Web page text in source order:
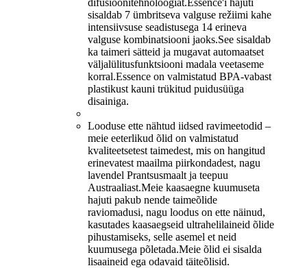
sisaldab 7 ümbritseva valguse režiimi kahe
intensiivsuse seadistusega 14 erineva
valguse kombinatsiooni jaoks.See sisaldab
ka taimeri sätteid ja mugavat automaatset
väljalülitusfunktsiooni madala veetaseme
korral.Essence on valmistatud BPA-vabast
plastikust kauni trükitud puidusüüga
disainiga.
Looduse ette nähtud iidsed ravimeetodid –
meie eeterlikud õlid on valmistatud
kvaliteetsetest taimedest, mis on hangitud
erinevatest maailma piirkondadest, nagu
lavendel Prantsusmaalt ja teepuu
Austraaliast.Meie kaasaegne kuumuseta
hajuti pakub nende taimeõlide
raviomadusi, nagu loodus on ette näinud,
kasutades kaasaegseid ultrahelilaineid õlide
pihustamiseks, selle asemel et neid
kuumusega põletada.Meie õlid ei sisalda
lisaaineid ega odavaid täiteõlisid.